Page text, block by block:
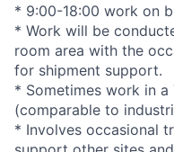
* 9:00-18:00 work on
* Work will be
room area with the
for shipment support.
* Sometimes work in
(comparable to
* Involves occasional